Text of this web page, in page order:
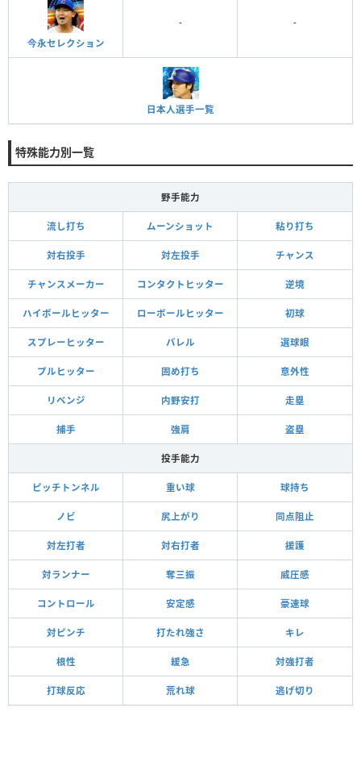
今永セレクション
- -
日本人選手一覧
特殊能力別一覧
野手能力
流し打ち ムーンショット 粘り打ち
対右投手 対左投手 チャンス
チャンスメーカー コンタクトヒッター 逆境
ハイボールヒッター ローボールヒッター 初球
スプレーヒッター バレル 選球眼
プルヒッター 固め打ち 意外性
リベンジ 内野安打 走塁
捕手 強肩 盗塁
投手能力
ピッチトンネル 重い球 球持ち
ノビ 尻上がり 同点阻止
対左打者 対右打者 援護
対ランナー 奪三振 威圧感
コントロール 安定感 豪速球
対ピンチ 打たれ強さ キレ
根性 緩急 対強打者
打球反応 荒れ球 逃げ切り